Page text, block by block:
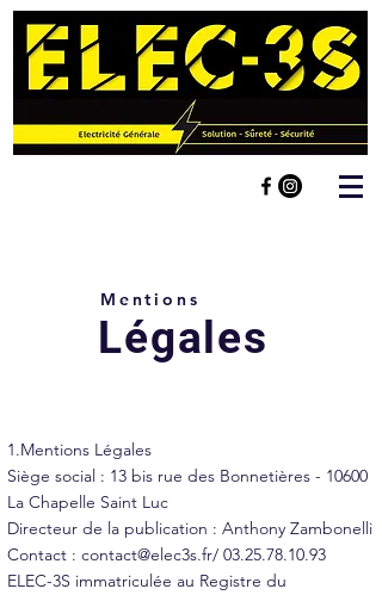
Mentions
Légales
1.Mentions Légales
Siège social : 13 bis rue des Bonnetières - 10600
La Chapelle Saint Luc
Directeur de la publication : Anthony Zambonelli
Contact : contact@elec3s.fr/ 03.25.78.10.93
ELEC-3S immatriculée au Registre du